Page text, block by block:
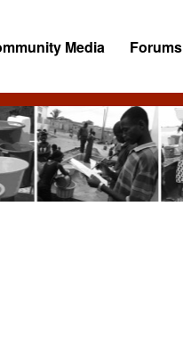
Media Forums